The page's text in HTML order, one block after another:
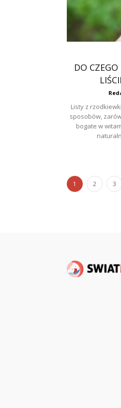
DO
Listy z
sposobów,
bogate w
1 2 3